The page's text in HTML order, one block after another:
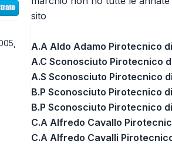
giovanni
sito
A.A Aldo Adamo Pirotecnico
A.C Sconosciuto Pirotecnico
A.S Sconosciuto Pirotecnico
B.P Sconosciuto Pirotecnico
B.P Sconosciuto Pirotecnico
C.A Alfredo Cavallo
C.A Alfredo Cavalli